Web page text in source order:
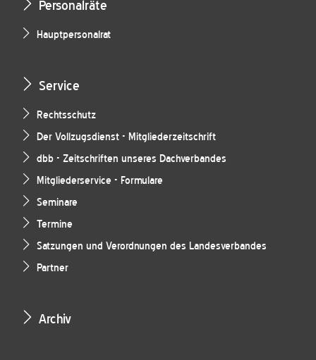
Personalräte
Hauptpersonalrat
Service
Rechtsschutz
Der Vollzugsdienst - Mitgliederzeitschrift
dbb - Zeitschriften unseres Dachverbandes
Mitgliederservice - Formulare
Seminare
Termine
Satzungen und Verordnungen des Landesverbandes
Partner
Archiv